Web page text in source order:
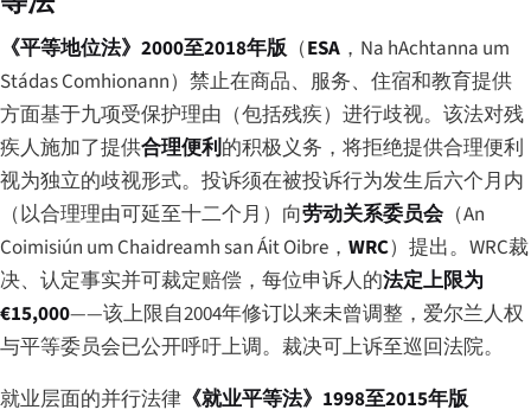
《平等地位法》2000至2018年版（ESA ， Na hAchtanna um
Stádas Comhionann）禁止在商品、服务、住宿和教育提供
方面基于九项受保护理由（包括残疾）进行歧视。该法对残
疾人施加了提供合理便利的积极义务，将拒绝提供合理便利
视为独立的歧视形式。投诉须在被投诉行为发生后六个月内
（以合理理由可延至十二个月）向劳动关系委员会 （An
Coimisiún um Chaidreamh san Áit Oibre ， WRC）提出。WRC裁
决、认定事实并可裁定赔偿，每位申诉人的法定上限为
€15,000——该上限自2004年修订以来未曾调整，爱尔兰人权
与平等委员会已公开呼吁上调。裁决可上诉至巡回法院。
就业层面的并行法律 《就业平等法》1998至2015年版